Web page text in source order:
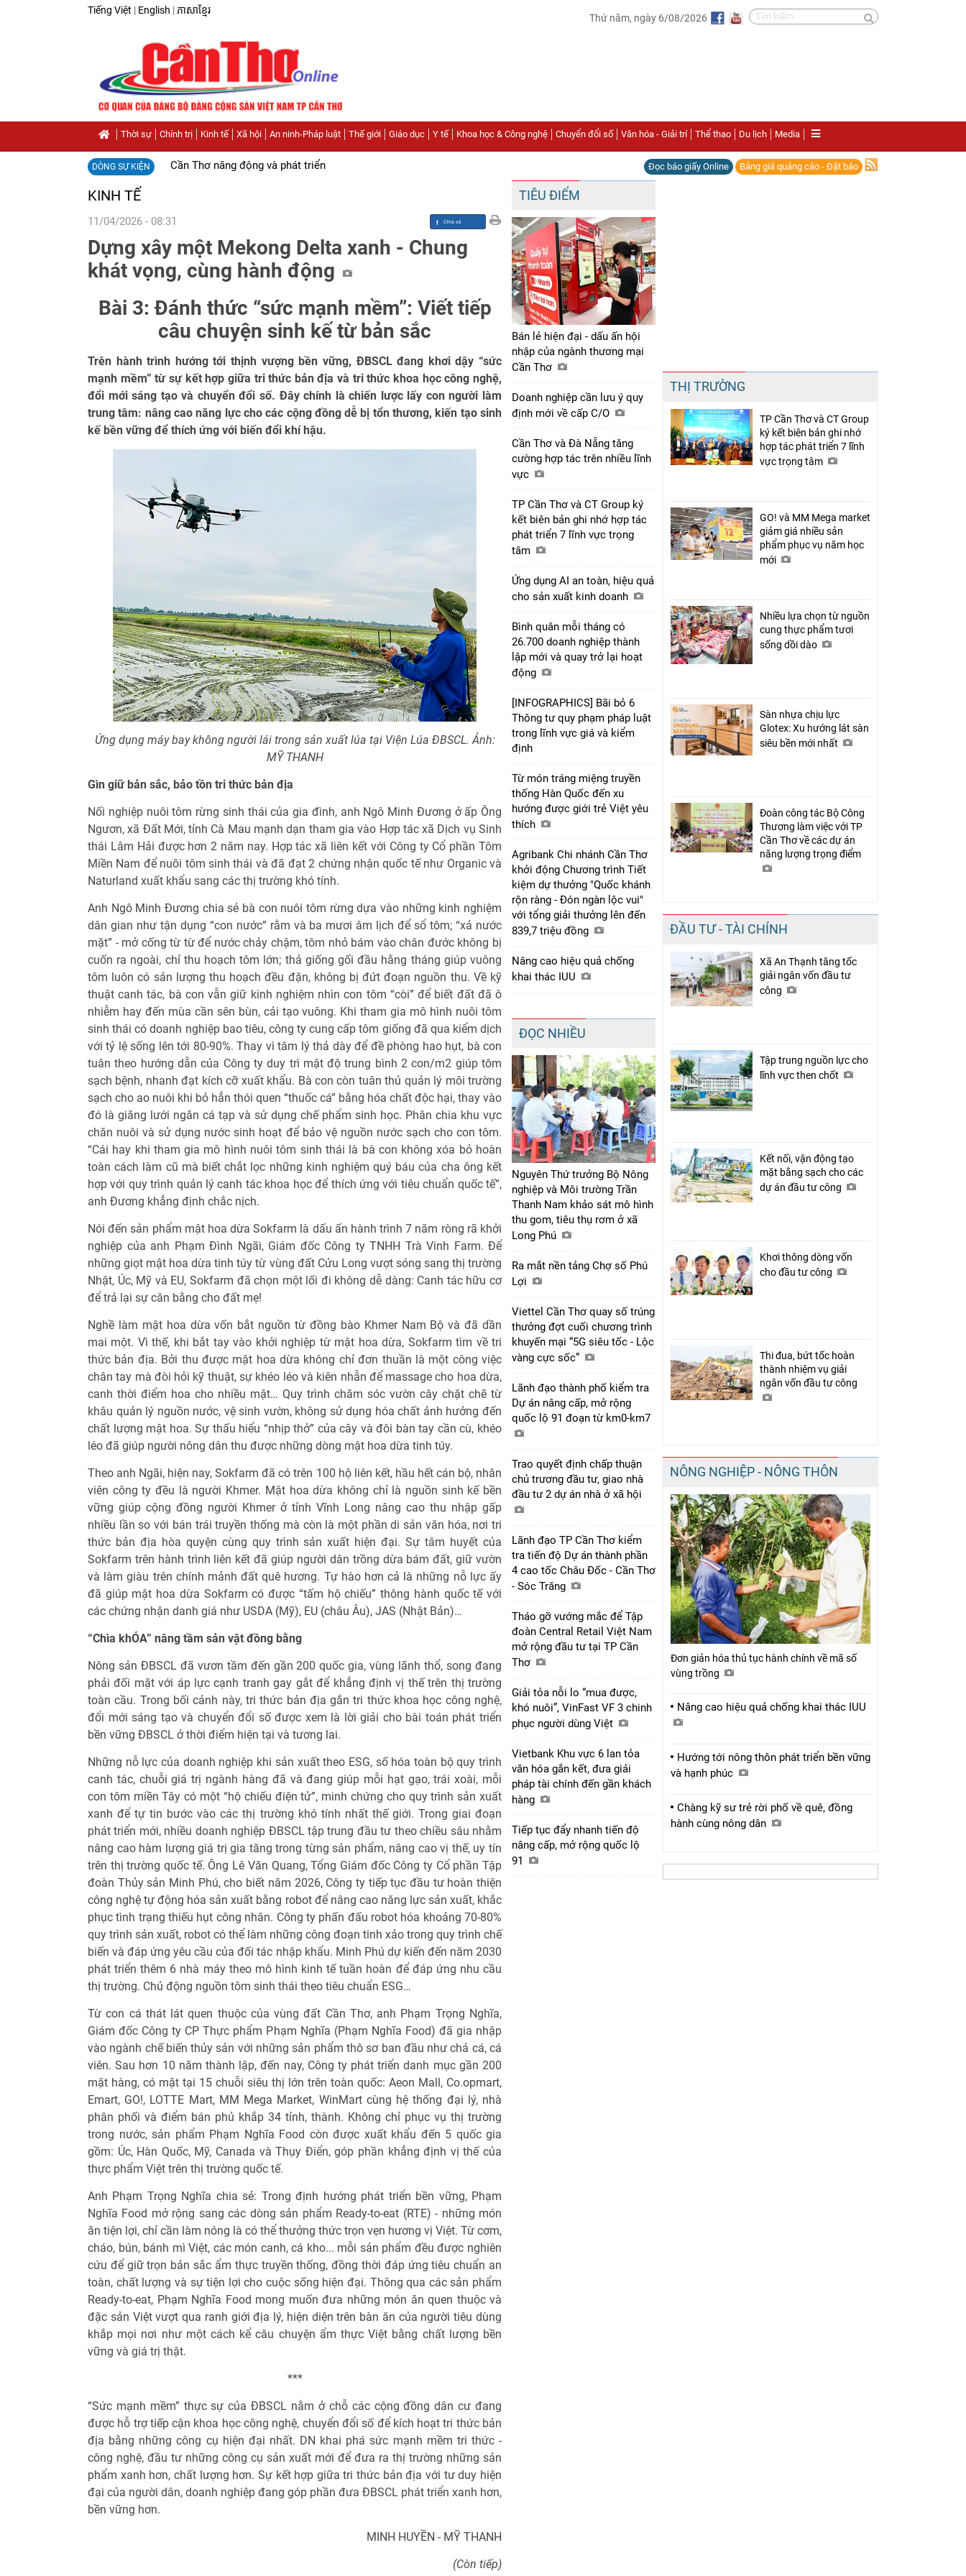
Tiếng Việt | English | ភាសាខ្មែរ
Thứ năm, ngày 6/08/2026
Thời sự Chính trị Kinh tế Xã hội An ninh-Pháp luật Thế giới Giáo dục Y tế Khoa học & Công nghệ Chuyển đổi số Văn hóa - Giải trí Thể thao Du lịch Media
DÒNG SỰ KIỆN Cần Thơ năng động và phát triển Đọc báo giấy Online Bảng giá quảng cáo - Đặt báo
KINH TẾ
11/04/2026 - 08:31
Chia sẻ
Facebook
Dựng xây một Mekong Delta xanh - Chung
khát vọng, cùng hành động
Bài 3: Đánh thức “sức mạnh mềm”: Viết tiếp
câu chuyện sinh kế từ bản sắc
Trên hành trình hướng tới thịnh vượng bền vững, ĐBSCL đang khơi dậy “sức
mạnh mềm” từ sự kết hợp giữa tri thức bản địa và tri thức khoa học công nghệ,
đổi mới sáng tạo và chuyển đổi số. Đây chính là chiến lược lấy con người làm
trung tâm: nâng cao năng lực cho các cộng đồng dễ bị tổn thương, kiến tạo sinh
kế bền vững để thích ứng với biến đổi khí hậu.
Ứng dụng máy bay không người lái trong sản xuất lúa tại Viện Lúa ĐBSCL. Ảnh:
MỸ THANH
Gìn giữ bản sắc, bảo tồn tri thức bản địa
Nối nghiệp nuôi tôm rừng sinh thái của gia đình, anh Ngô Minh Đương ở ấp Ông
Ngươn, xã Đất Mới, tỉnh Cà Mau mạnh dạn tham gia vào Hợp tác xã Dịch vụ Sinh
thái Lâm Hải được hơn 2 năm nay. Hợp tác xã liên kết với Công ty Cổ phần Tôm
Miền Nam để nuôi tôm sinh thái và đã đạt 2 chứng nhận quốc tế như Organic và
Naturland xuất khẩu sang các thị trường khó tính.
Anh Ngô Minh Đương chia sẻ bà con nuôi tôm rừng dựa vào những kinh nghiệm
dân gian như tận dụng “con nước” rằm và ba mươi âm lịch để sổ tôm; “xả nước
mặt” - mở cống từ từ để nước chảy chậm, tôm nhỏ bám vào chân đước không bị
cuốn ra ngoài, chỉ thu hoạch tôm lớn; thả giống gối đầu hằng tháng giúp vuông
tôm luôn có sản lượng thu hoạch đều đặn, không bị đứt đoạn nguồn thu. Về kỹ
thuật canh tác, bà con vẫn giữ kinh nghiệm nhìn con tôm “còi” để biết đất đã ô
nhiễm hay đến mùa cần sên bùn, cải tạo vuông. Khi tham gia mô hình nuôi tôm
sinh thái có doanh nghiệp bao tiêu, công ty cung cấp tôm giống đã qua kiểm dịch
với tỷ lệ sống lên tới 80-90%. Thay vì tâm lý thả dày để đề phòng hao hụt, bà con
tuân theo hướng dẫn của Công ty duy trì mật độ trung bình 2 con/m2 giúp tôm
sạch bệnh, nhanh đạt kích cỡ xuất khẩu. Bà con còn tuân thủ quản lý môi trường
sạch cho ao nuôi khi bỏ hẳn thói quen “thuốc cá” bằng hóa chất độc hại, thay vào
đó là giăng lưới ngăn cá tạp và sử dụng chế phẩm sinh học. Phân chia khu vực
chăn nuôi và sử dụng nước sinh hoạt để bảo vệ nguồn nước sạch cho con tôm.
“Cái hay khi tham gia mô hình nuôi tôm sinh thái là bà con không xóa bỏ hoàn
toàn cách làm cũ mà biết chắt lọc những kinh nghiệm quý báu của cha ông kết
hợp với quy trình quản lý canh tác khoa học để thích ứng với tiêu chuẩn quốc tế”,
anh Đương khẳng định chắc nịch.
Nói đến sản phẩm mật hoa dừa Sokfarm là dấu ấn hành trình 7 năm ròng rã khởi
nghiệp của anh Phạm Đình Ngãi, Giám đốc Công ty TNHH Trà Vinh Farm. Để
những giọt mật hoa dừa tinh túy từ vùng đất Cửu Long vượt sóng sang thị trường
Nhật, Úc, Mỹ và EU, Sokfarm đã chọn một lối đi không dễ dàng: Canh tác hữu cơ
để trả lại sự cân bằng cho đất mẹ!
Nghề làm mật hoa dừa vốn bắt nguồn từ đồng bào Khmer Nam Bộ và đã dần
mai một. Vì thế, khi bắt tay vào khởi nghiệp từ mật hoa dừa, Sokfarm tìm về tri
thức bản địa. Bởi thu được mật hoa dừa không chỉ đơn thuần là một công việc
chân tay mà đòi hỏi kỹ thuật, sự khéo léo và kiên nhẫn để massage cho hoa dừa,
canh thời điểm hoa cho nhiều mật… Quy trình chăm sóc vườn cây chặt chẽ từ
khâu quản lý nguồn nước, vệ sinh vườn, không sử dụng hóa chất ảnh hưởng đến
chất lượng mật hoa. Sự thấu hiểu “nhịp thở” của cây và đôi bàn tay cần cù, khéo
léo đã giúp người nông dân thu được những dòng mật hoa dừa tinh túy.
Theo anh Ngãi, hiện nay, Sokfarm đã có trên 100 hộ liên kết, hầu hết cán bộ, nhân
viên công ty đều là người Khmer. Mật hoa dừa không chỉ là nguồn sinh kế bền
vững giúp cộng đồng người Khmer ở tỉnh Vĩnh Long nâng cao thu nhập gấp
nhiều lần so với bán trái truyền thống mà còn là một phần di sản văn hóa, nơi tri
thức bản địa hòa quyện cùng quy trình sản xuất hiện đại. Sự tâm huyết của
Sokfarm trên hành trình liên kết đã giúp người dân trồng dừa bám đất, giữ vườn
và làm giàu trên chính mảnh đất quê hương. Tự hào hơn cả là những nỗ lực ấy
đã giúp mật hoa dừa Sokfarm có được “tấm hộ chiếu” thông hành quốc tế với
các chứng nhận danh giá như USDA (Mỹ), EU (châu Âu), JAS (Nhật Bản)…
“Chìa khÓA” nâng tầm sản vật đồng bằng
Nông sản ĐBSCL đã vươn tầm đến gần 200 quốc gia, vùng lãnh thổ, song đang
phải đối mặt với áp lực cạnh tranh gay gắt để khẳng định vị thế trên thị trường
toàn cầu. Trong bối cảnh này, tri thức bản địa gắn tri thức khoa học công nghệ,
đổi mới sáng tạo và chuyển đổi số được xem là lời giải cho bài toán phát triển
bền vững ĐBSCL ở thời điểm hiện tại và tương lai.
Những nỗ lực của doanh nghiệp khi sản xuất theo ESG, số hóa toàn bộ quy trình
canh tác, chuỗi giá trị ngành hàng đã và đang giúp mỗi hạt gạo, trái xoài, mỗi
con tôm miền Tây có một “hộ chiếu điện tử”, minh chứng cho quy trình sản xuất
xanh để tự tin bước vào các thị trường khó tính nhất thế giới. Trong giai đoạn
phát triển mới, nhiều doanh nghiệp ĐBSCL tập trung đầu tư theo chiều sâu nhằm
nâng cao hàm lượng giá trị gia tăng trong từng sản phẩm, nâng cao vị thế, uy tín
trên thị trường quốc tế. Ông Lê Văn Quang, Tổng Giám đốc Công ty Cổ phần Tập
đoàn Thủy sản Minh Phú, cho biết năm 2026, Công ty tiếp tục đầu tư hoàn thiện
công nghệ tự động hóa sản xuất bằng robot để nâng cao năng lực sản xuất, khắc
phục tình trạng thiếu hụt công nhân. Công ty phấn đấu robot hóa khoảng 70-80%
quy trình sản xuất, robot có thể làm những công đoạn tinh xảo trong quy trình chế
biến và đáp ứng yêu cầu của đối tác nhập khẩu. Minh Phú dự kiến đến năm 2030
phát triển thêm 6 nhà máy theo mô hình kinh tế tuần hoàn để đáp ứng nhu cầu
thị trường. Chủ động nguồn tôm sinh thái theo tiêu chuẩn ESG…
Từ con cá thát lát quen thuộc của vùng đất Cần Thơ, anh Phạm Trọng Nghĩa,
Giám đốc Công ty CP Thực phẩm Phạm Nghĩa (Phạm Nghĩa Food) đã gia nhập
vào ngành chế biến thủy sản với những sản phẩm thô sơ ban đầu như chả cá, cá
viên. Sau hơn 10 năm thành lập, đến nay, Công ty phát triển danh mục gần 200
mặt hàng, có mặt tại 15 chuỗi siêu thị lớn trên toàn quốc: Aeon Mall, Co.opmart,
Emart, GO!, LOTTE Mart, MM Mega Market, WinMart cùng hệ thống đại lý, nhà
phân phối và điểm bán phủ khắp 34 tỉnh, thành. Không chỉ phục vụ thị trường
trong nước, sản phẩm Phạm Nghĩa Food còn được xuất khẩu đến 5 quốc gia
gồm: Úc, Hàn Quốc, Mỹ, Canada và Thụy Điển, góp phần khẳng định vị thế của
thực phẩm Việt trên thị trường quốc tế.​
Anh Phạm Trọng Nghĩa chia sẻ: Trong định hướng phát triển bền vững, Phạm
Nghĩa Food mở rộng sang các dòng sản phẩm Ready-to-eat (RTE) - những món
ăn tiện lợi, chỉ cần làm nóng là có thể thưởng thức trọn vẹn hương vị Việt. Từ cơm,
cháo, bún, bánh mì Việt, các món canh, cá kho... mỗi sản phẩm đều được nghiên
cứu để giữ trọn bản sắc ẩm thực truyền thống, đồng thời đáp ứng tiêu chuẩn an
toàn, chất lượng và sự tiện lợi cho cuộc sống hiện đại. Thông qua các sản phẩm
Ready-to-eat, Phạm Nghĩa Food mong muốn đưa những món ăn quen thuộc và
đặc sản Việt vượt qua ranh giới địa lý, hiện diện trên bàn ăn của người tiêu dùng
khắp mọi nơi như một cách kể câu chuyện ẩm thực Việt bằng chất lượng bền
vững và giá trị thật.
***
“Sức mạnh mềm” thực sự của ĐBSCL nằm ở chỗ các cộng đồng dân cư đang
được hỗ trợ tiếp cận khoa học công nghệ, chuyển đổi số để kích hoạt tri thức bản
địa bằng những công cụ hiện đại nhất. DN khai phá sức mạnh mềm tri thức -
công nghệ, đầu tư những công cụ sản xuất mới để đưa ra thị trường những sản
phẩm xanh hơn, chất lượng hơn. Sự kết hợp giữa tri thức bản địa với tư duy hiện
đại của người dân, doanh nghiệp đang góp phần đưa ĐBSCL phát triển xanh hơn,
bền vững hơn.
MINH HUYỀN - MỸ THANH
(Còn tiếp)
TIÊU ĐIỂM
Bán lẻ hiện đại - dấu ấn hội
nhập của ngành thương mại
Cần Thơ
Doanh nghiệp cần lưu ý quy
định mới về cấp C/O
Cần Thơ và Đà Nẵng tăng
cường hợp tác trên nhiều lĩnh
vực
TP Cần Thơ và CT Group ký
kết biên bản ghi nhớ hợp tác
phát triển 7 lĩnh vực trọng
tâm
Ứng dụng AI an toàn, hiệu quả
cho sản xuất kinh doanh
Bình quân mỗi tháng có
26.700 doanh nghiệp thành
lập mới và quay trở lại hoạt
động
[INFOGRAPHICS] Bãi bỏ 6
Thông tư quy phạm pháp luật
trong lĩnh vực giá và kiểm
định
Từ món tráng miệng truyền
thống Hàn Quốc đến xu
hướng được giới trẻ Việt yêu
thích
Agribank Chi nhánh Cần Thơ
khởi động Chương trình Tiết
kiệm dự thưởng "Quốc khánh
rộn ràng - Đón ngàn lộc vui"
với tổng giải thưởng lên đến
839,7 triệu đồng
Nâng cao hiệu quả chống
khai thác IUU
ĐỌC NHIỀU
Nguyên Thứ trưởng Bộ Nông
nghiệp và Môi trường Trần
Thanh Nam khảo sát mô hình
thu gom, tiêu thụ rơm ở xã
Long Phú
Ra mắt nền tảng Chợ số Phú
Lợi
Viettel Cần Thơ quay số trúng
thưởng đợt cuối chương trình
khuyến mại “5G siêu tốc - Lộc
vàng cực sốc”
Lãnh đạo thành phố kiểm tra
Dự án nâng cấp, mở rộng
quốc lộ 91 đoạn từ km0-km7
Trao quyết định chấp thuận
chủ trương đầu tư, giao nhà
đầu tư 2 dự án nhà ở xã hội
Lãnh đạo TP Cần Thơ kiểm
tra tiến độ Dự án thành phần
4 cao tốc Châu Đốc - Cần Thơ
- Sóc Trăng
Tháo gỡ vướng mắc để Tập
đoàn Central Retail Việt Nam
mở rộng đầu tư tại TP Cần
Thơ
Giải tỏa nỗi lo “mua được,
khó nuôi”, VinFast VF 3 chinh
phục người dùng Việt
Vietbank Khu vực 6 lan tỏa
văn hóa gắn kết, đưa giải
pháp tài chính đến gần khách
hàng
Tiếp tục đẩy nhanh tiến độ
nâng cấp, mở rộng quốc lộ
91
THỊ TRƯỜNG
TP Cần Thơ và CT Group
ký kết biên bản ghi nhớ
hợp tác phát triển 7 lĩnh
vực trọng tâm
GO! và MM Mega market
giảm giá nhiều sản
phẩm phục vụ năm học
mới
Nhiều lựa chọn từ nguồn
cung thực phẩm tươi
sống dồi dào
Sàn nhựa chịu lực
Glotex: Xu hướng lát sàn
siêu bền mới nhất
Đoàn công tác Bộ Công
Thương làm việc với TP
Cần Thơ về các dự án
năng lượng trọng điểm
ĐẦU TƯ - TÀI CHÍNH
Xã An Thạnh tăng tốc
giải ngân vốn đầu tư
công
Tập trung nguồn lực cho
lĩnh vực then chốt
Kết nối, vận động tạo
mặt bằng sạch cho các
dự án đầu tư công
Khơi thông dòng vốn
cho đầu tư công
Thi đua, bứt tốc hoàn
thành nhiệm vụ giải
ngân vốn đầu tư công
NÔNG NGHIỆP - NÔNG THÔN
Đơn giản hóa thủ tục hành chính về mã số
vùng trồng
Nâng cao hiệu quả chống khai thác IUU
Hướng tới nông thôn phát triển bền vững
và hạnh phúc
Chàng kỹ sư trẻ rời phố về quê, đồng
hành cùng nông dân